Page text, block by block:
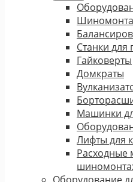
Станки для
Гайковерты
Домкраты
Машинки
Лифты для
Расходные